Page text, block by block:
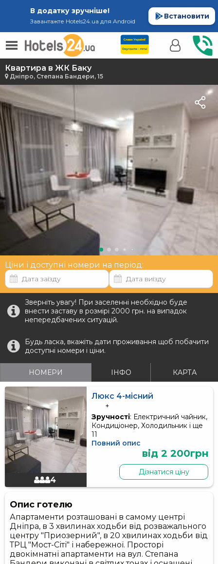
В додатку зручніше!
Завантажте Hotels24.ua для Android
Встановити
Квартира в ЖК Баку
Дніпро, Степана Бандери, 15
Ціни і доступні номери на період:
Зверніть увагу! При заселенні необхідно буде
внести заставу в розмірі 2000 грн. на випадок
непередбачених ситуацій.
Будь ласка, вкажіть дати проживання щоб побачити
доступні номери і ціни.
НОМЕРИ ІНФО КАРТА
4
Люкс 4-місний
+
Зручності: Електричний чайник,
Кондиціонер, Холодильник і ще
11
Повний опис
від 2 200грн
Дізнатися ціну
Опис готелю
Апартаменти розташовані в самому центрі
Дніпра, в 3 хвилинах ходьби від розважального
центру "Приозерний", в 20 хвилинах ходьби від
ТРЦ "Мост-Сіті" і набережної. Просторі
двокімнатні апартаменти на вул. Степана